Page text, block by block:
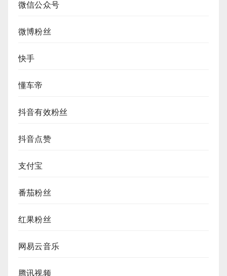
微信公众号
微博粉丝
快手
懂车帝
抖音有效粉丝
抖音点赞
支付宝
番茄粉丝
红果粉丝
网易云音乐
腾讯视频